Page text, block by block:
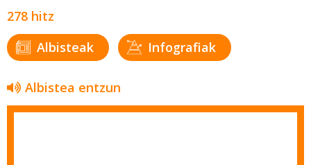
278 hitz
Albisteak
Infografiak
Albistea entzun